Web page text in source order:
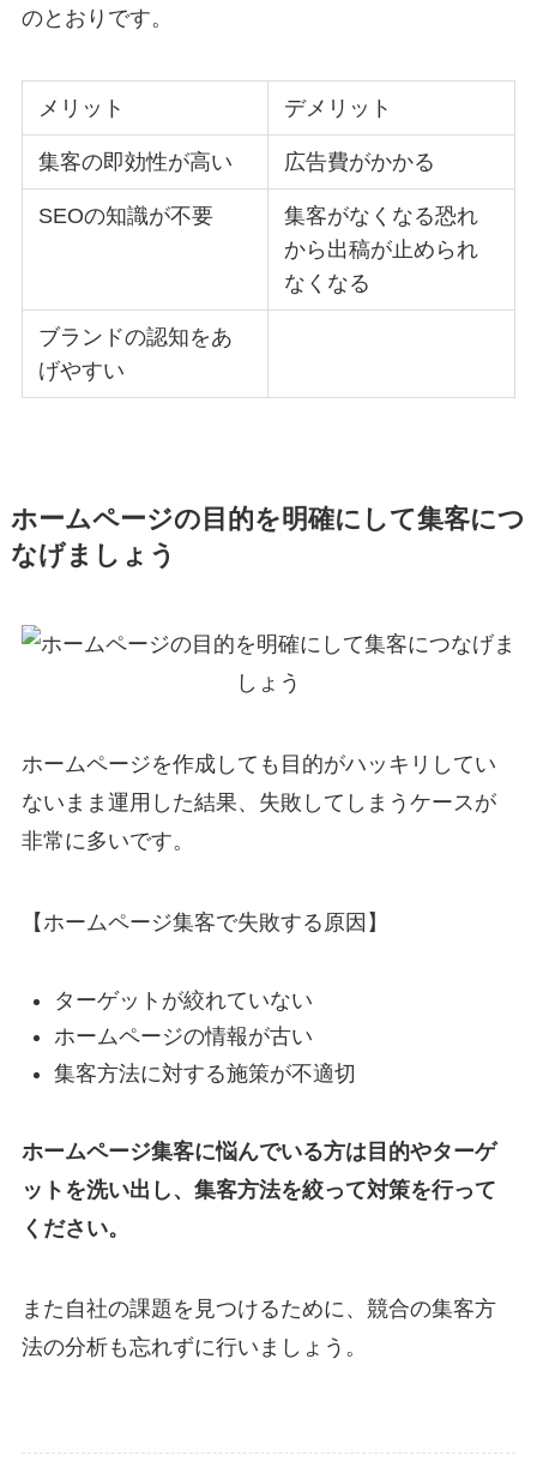
のとおりです。
メリット デメリット
集客の即効性が高い 広告費がかかる
SEOの知識が不要
集客がなくなる恐れ
から出稿が止められ
なくなる
ブランドの認知をあ
げやすい
ホームページの目的を明確にして集客につ
なげましょう
ホームページを作成しても目的がハッキリしてい
ないまま運用した結果、失敗してしまうケースが
非常に多いです。
【ホームページ集客で失敗する原因】
ターゲットが絞れていない
ホームページの情報が古い
集客方法に対する施策が不適切
ホームページ集客に悩んでいる方は目的やターゲ
ットを洗い出し、集客方法を絞って対策を行って
ください。
また自社の課題を見つけるために、競合の集客方
法の分析も忘れずに行いましょう。